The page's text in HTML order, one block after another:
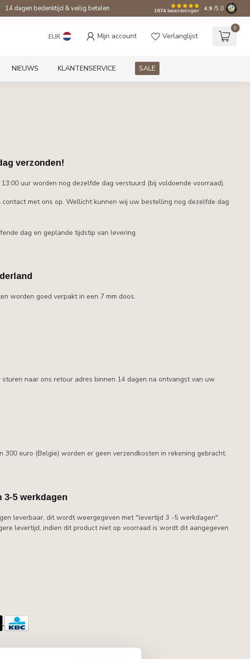
14 dagen bedenktijd & veilig betalen 1674beoordelingen 4.9 /5.0
EUR Mijn account Verlanglijst
0
NIEUWS KLANTENSERVICE SALE
verzonden!
uur worden nog dezelfde dag verstuurd (bij voldoende voorraad).
met ons op. Wellicht kunnen wij uw bestelling nog dezelfde dag
dag en geplande tijdstip van levering.
worden goed verpakt in een 7 mm doos.
naar ons retour adres binnen 14 dagen na ontvangst van uw
euro (Belgie) worden er geen verzendkosten in rekening gebracht.
3-5 werkdagen
leverbaar, dit wordt weergegeven met "levertijd 3 -5 werkdagen"
levertijd, indien dit product niet op voorraad is wordt dit aangegeven